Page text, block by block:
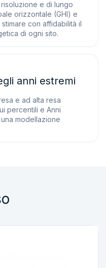
e di lungo
orizzontale (GHI) e
con affidabilità il
di ogni sito.
anni estremi
e ad alta resa
percentili e Anni
modellazione